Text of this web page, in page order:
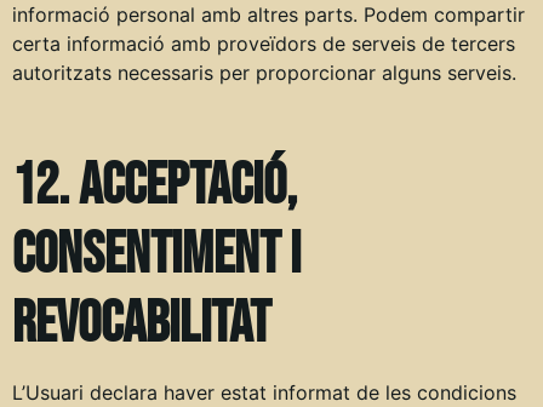
informació personal amb altres parts. Podem compartir
certa informació amb proveïdors de serveis de tercers
autoritzats necessaris per proporcionar alguns serveis.
12. Acceptació,
consentiment i
revocabilitat
L’Usuari declara haver estat informat de les condicions